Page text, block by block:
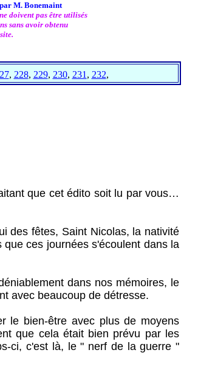
par M. Bonemaint
doivent pas être utilisés
sans avoir obtenu
, 228, 229, 230, 231 , 232,
que cet édito soit lu par vous…
fêtes, Saint Nicolas, la nativité
ces journées s'écoulent dans la
dans nos mémoires, le
avec beaucoup de détresse.
bien-être avec plus de moyens
que cela était bien prévu par les
ci, c'est là, le " nerf de la guerre "